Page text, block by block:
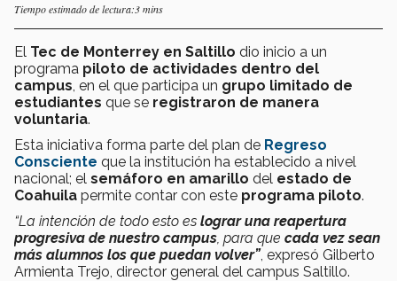
Tiempo estimado de lectura:3 mins
El Tec de Monterrey en Saltillo dio inicio a un
programa piloto de actividades dentro del
campus , en el que participa un grupo limitado de
estudiantes que se registraron de manera
voluntaria.
Esta iniciativa forma parte del plan de Regreso
Consciente que la institución ha establecido a nivel
nacional; el semáforo en amarillo del estado de
Coahuila permite contar con este programa piloto.
“La intención de todo esto es lograr una reapertura
progresiva de nuestro campus , para que cada vez sean
más alumnos los que puedan volver”, expresó Gilberto
Armienta Trejo, director general del campus Saltillo.